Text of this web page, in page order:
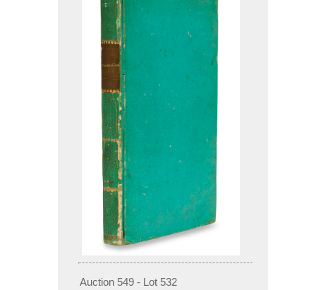
Auction 549 - Lot 532